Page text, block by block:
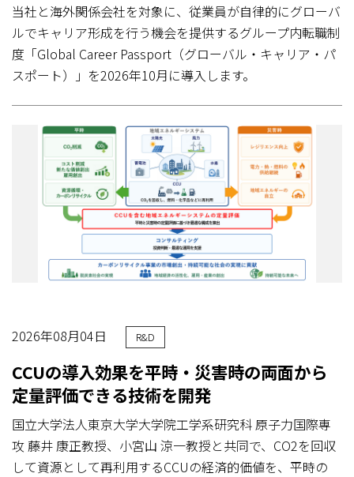
当社と海外関係会社を対象に、従業員が自律的にグローバ
ルでキャリア形成を行う機会を提供するグループ内転職制
度「Global Career Passport（グローバル・キャリア・パ
スポート）」を2026年10月に導入します。
2026年08月04日 R&D
CCUの導入効果を平時・災害時の両面から
定量評価できる技術を開発
国立大学法人東京大学大学院工学系研究科 原子力国際専
攻 藤井 康正教授、小宮山 涼一教授と共同で、CO2を回収
して資源として再利用するCCUの経済的価値を、平時の